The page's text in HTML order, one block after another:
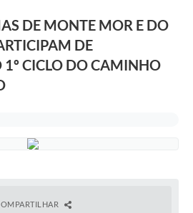
DE MONTE MOR E DO
DE
CICLO DO CAMINHO